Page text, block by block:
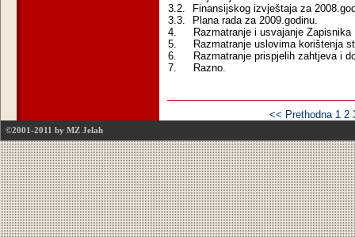
3.2.
Finansijskog izvještaja za
3.3.
Plana rada za 2009.godinu.
4.
Razmatranje i usvajanje Zapisnika
5.
Razmatranje uslovima korištenja
6.
Razmatranje prispjelih zahtjeva i
7.
Razno.
<< Prethodna 1 2
©2001-2011 by MZ Jelah